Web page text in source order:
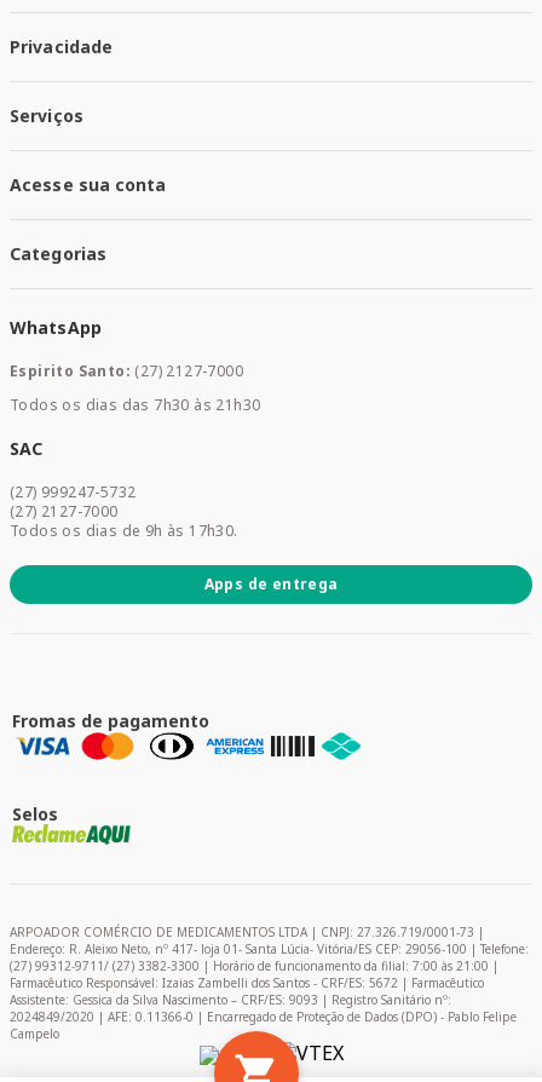
Trabalhe conosco
Responsabilidade Social
Nossas Lojas
Privacidade
Política de Entrega
Trocas e Devoluções
Serviços
Santa Mais Exames
Santa Mais Serviços
Santa Mais Convenios
Acesse sua conta
Meus Pedidos
Categorias
Saúde e Bem-estar
Mamães e Bebê
Dermocosméticos
Promoções
WhatsApp
Espirito Santo: (27) 2127-7000
Todos os dias das 7h30 às 21h30
SAC
(27) 999247-5732
(27) 2127-7000
Todos os dias de 9h às 17h30.
Apps de entrega
Fromas de pagamento
Selos
ARPOADOR COMÉRCIO DE MEDICAMENTOS LTDA | CNPJ: 27.326.719/0001-73 |
Endereço: R. Aleixo Neto, nº 417- loja 01- Santa Lúcia- Vitória/ES CEP: 29056-100 | Telefone:
(27) 99312-9711/ (27) 3382-3300 | Horário de funcionamento da filial: 7:00 às 21:00 |
Farmacêutico Responsável: Izaias Zambelli dos Santos - CRF/ES: 5672 | Farmacêutico
Assistente: Gessica da Silva Nascimento – CRF/ES: 9093 | Registro Sanitário nº:
2024849/2020 | AFE: 0.11366-0 | Encarregado de Proteção de Dados (DPO) - Pablo Felipe
Campelo